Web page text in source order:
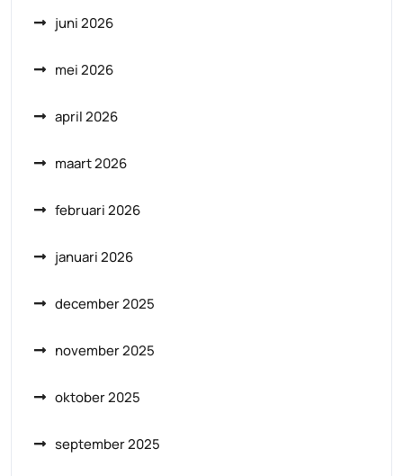
juni 2026
mei 2026
april 2026
maart 2026
februari 2026
januari 2026
december 2025
november 2025
oktober 2025
september 2025